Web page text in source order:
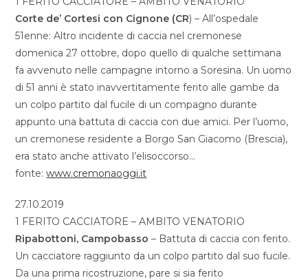
Corte de’ Cortesi con Cignone (CR) – All’ospedale
51enne: Altro incidente di caccia nel cremonese
domenica 27 ottobre, dopo quello di qualche settimana
fa avvenuto nelle campagne intorno a Soresina. Un uomo
di 51 anni è stato inavvertitamente ferito alle gambe da
un colpo partito dal fucile di un compagno durante
appunto una battuta di caccia con due amici. Per l’uomo,
un cremonese residente a Borgo San Giacomo (Brescia),
era stato anche attivato l’elisoccorso…
fonte:www.cremonaoggi.it
27.10.2019
1 FERITO CACCIATORE – AMBITO VENATORIO
Ripabottoni, Campobasso – Battuta di caccia con ferito.
Un cacciatore raggiunto da un colpo partito dal suo fucile.
Da una prima ricostruzione, pare si sia ferito